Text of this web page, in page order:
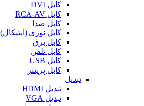
کابل DVI
کابل RCA-AV
کابل صدا
کابل نوری (اپتیکال)
کابل برق
کابل تلفن
کابل USB
کابل پرینتر
تبدیل
تبدیل HDMI
تبدیل VGA